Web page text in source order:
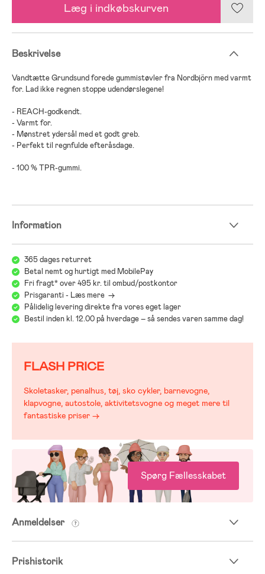
Læg i indkøbskurven
Beskrivelse
Vandtætte Grundsund forede gummistøvler fra Nordbjörn med varmt
for. Lad ikke regnen stoppe udendørslegene!
- REACH-godkendt.
- Varmt for.
- Mønstret ydersål med et godt greb.
- Perfekt til regnfulde efteråsdage.
- 100 % TPR-gummi.
Information
365 dages returret
Betal nemt og hurtigt med MobilePay
Fri fragt* over 495 kr. til ombud/postkontor
Prisgaranti - Læs mere ->
Pålidelig levering direkte fra vores eget lager
Bestil inden kl. 12.00 på hverdage – så sendes varen samme dag!
FLASH PRICE
Skoletasker, penalhus, tøj, sko cykler, barnevogne,
klapvogne, autostole, aktivitetsvogne og meget mere til
fantastiske priser →
Spørg Fællesskabet
Anmeldelser
Prishistorik